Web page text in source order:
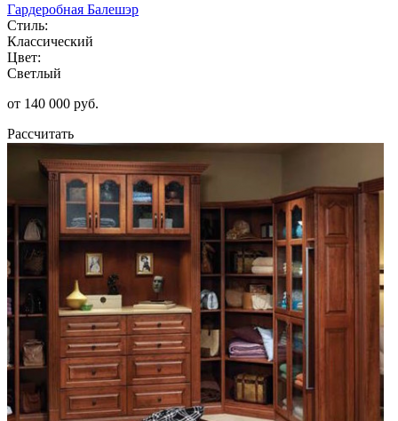
Гардеробная Балешэр
Стиль:
Классический
Цвет:
Светлый
от 140 000 руб.
Рассчитать